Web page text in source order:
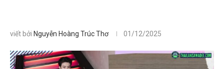
viết bởi Nguyễn Hoàng Trúc Thơ 01/12/2025